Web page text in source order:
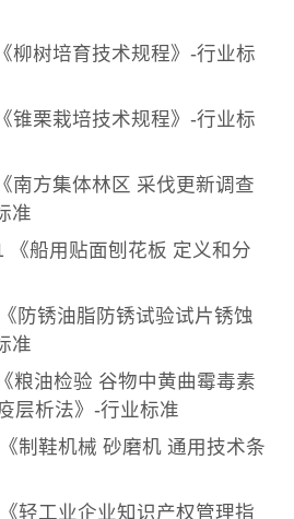
柳树培育技术规程》-行业标
锥栗栽培技术规程》-行业标
南方集体林区 采伐更新调查
准
《船用贴面刨花板 定义和分
防锈油脂防锈试验试片锈蚀
准
粮油检验 谷物中黄曲霉毒素
层析法》-行业标准
制鞋机械 砂磨机 通用技术条
轻工业企业知识产权管理指